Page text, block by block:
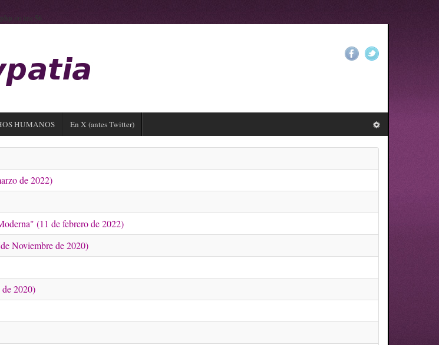
on line 56
HUMANOS En X (antes Twitter)
de 2022)
(11 de febrero de 2022)
Noviembre de 2020)
2020)